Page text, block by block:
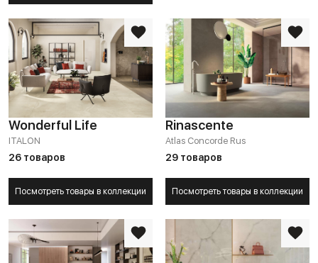
Wonderful Life
ITALON
26 товаров
Посмотреть товары в коллекции
Rinascente
Atlas Concorde Rus
29 товаров
Посмотреть товары в коллекции